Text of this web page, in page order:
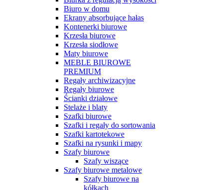
Biuro w domu
Ekrany absorbujące hałas
Kontenerki biurowe
Krzesła biurowe
Krzesła siodłowe
Maty biurowe
MEBLE BIUROWE
PREMIUM
Regały archiwizacyjne
Regały biurowe
Ścianki działowe
Stelaże i blaty
Szafki biurowe
Szafki i regały do sortowania
Szafki kartotekowe
Szafki na rysunki i mapy
Szafy biurowe
Szafy wiszące
Szafy biurowe metalowe
Szafy biurowe na
kółkach